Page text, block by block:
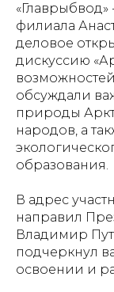
филиала
деловое
дискуссию
обсуждали
природы
народов, а
образования.
В адрес
направил
Владимир
подчеркнул
освоении и